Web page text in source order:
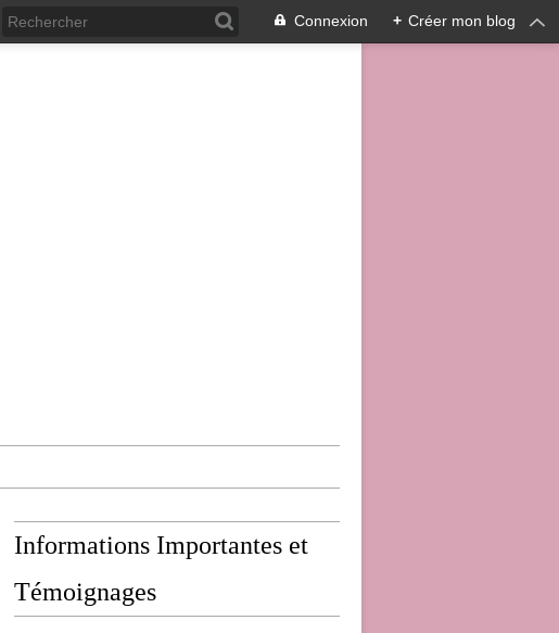
Connexion + Créer mon blog
Informations Importantes et
Témoignages